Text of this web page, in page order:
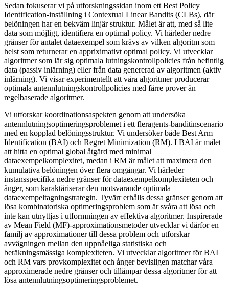
Sedan fokuserar vi på utforskningssidan inom ett Best Policy
Identification-inställning i Contextual Linear Bandits (CLBs), där
belöningen har en bekväm linjär struktur. Målet är att, med så lite
data som möjligt, identifiera en optimal policy. Vi härleder nedre
gränser för antalet dataexempel som krävs av vilken algoritm som
helst som returnerar en appriximativt optimal policy. Vi utvecklar
algoritmer som lär sig optimala lutningskontrollpolicies från befintlig
data (passiv inlärning) eller från data genererad av algoritmen (aktiv
inlärning). Vi visar experimentellt att våra algoritmer producerar
optimala antennlutningskontrollpolicies med färre prover än
regelbaserade algoritmer.
Vi utforskar koordinationsaspekten genom att undersöka
antennlutningsoptimeringsproblemet i ett fleragents-banditinscenario
med en kopplad belöningsstruktur. Vi undersöker både Best Arm
Identification (BAI) och Regret Minimization (RM). I BAI är målet
att hitta en optimal global åtgärd med minimal
dataexempelkomplexitet, medan i RM är målet att maximera den
kumulativa belöningen över flera omgångar. Vi härleder
instansspecifika nedre gränser för dataexempelkomplexiteten och
ånger, som karaktäriserar den motsvarande optimala
dataexempeltagningstrategin. Tyvärr erhålls dessa gränser genom att
lösa kombinatoriska optimeringsproblem som är svåra att lösa och
inte kan utnyttjas i utformningen av effektiva algoritmer. Inspirerade
av Mean Field (MF)-approximationsmetoder utvecklar vi därfor en
familj av approximationer till dessa problem och utforskar
avvägningen mellan den uppnåeliga statistiska och
beräkningsmässiga komplexiteten. Vi utvecklar algoritmer för BAI
och RM vars provkomplexitet och ånger bevisligen matchar våra
approximerade nedre gränser och tillämpar dessa algoritmer för att
lösa antennlutningsoptimeringsproblemet.